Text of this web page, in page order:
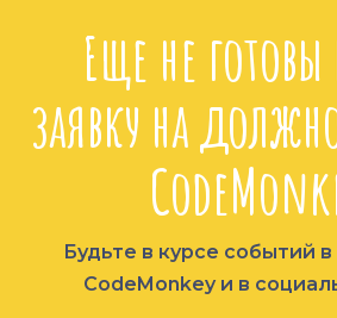
Еще не
заявку на
Будьте в курсе событий
CodeMonkey и в